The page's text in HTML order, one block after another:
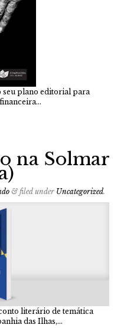
seu plano editorial para
na Solmar
& filed under Uncategorized.
literário de temática
das Ilhas,…